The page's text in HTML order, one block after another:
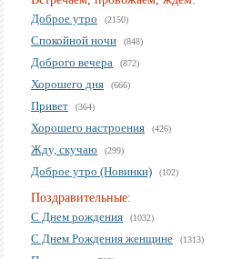
Доброе утро
(2150)
Спокойной ночи (848)
Доброго вечера (872)
Хорошего дня (666)
Привет (364)
Хорошего настроения (426)
Жду, скучаю (299)
Доброе утро (Новинки) (102)
Поздравительные:
С Днем рождения
(1032)
С Днем Рождения женщине (1313)